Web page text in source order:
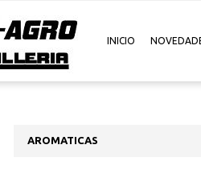
INICIO
AROMATICAS